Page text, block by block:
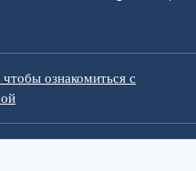
ознакомиться с